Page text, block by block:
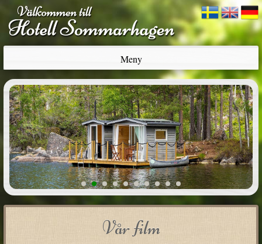
Meny
1 2 3 4 5 6 7 8 9 10
Vår film